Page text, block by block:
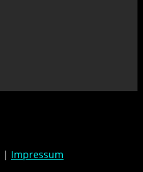
| Impressum